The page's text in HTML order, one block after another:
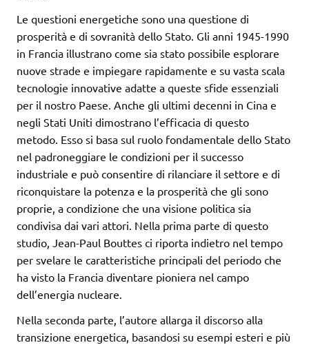
Le questioni energetiche sono una questione di
prosperità e di sovranità dello Stato. Gli anni 1945-1990
in Francia illustrano come sia stato possibile esplorare
nuove strade e impiegare rapidamente e su vasta scala
tecnologie innovative adatte a queste sfide essenziali
per il nostro Paese. Anche gli ultimi decenni in Cina e
negli Stati Uniti dimostrano l’efficacia di questo
metodo. Esso si basa sul ruolo fondamentale dello Stato
nel padroneggiare le condizioni per il successo
industriale e può consentire di rilanciare il settore e di
riconquistare la potenza e la prosperità che gli sono
proprie, a condizione che una visione politica sia
condivisa dai vari attori. Nella prima parte di questo
studio, Jean-Paul Bouttes ci riporta indietro nel tempo
per svelare le caratteristiche principali del periodo che
ha visto la Francia diventare pioniera nel campo
dell’energia nucleare.
Nella seconda parte, l’autore allarga il discorso alla
transizione energetica, basandosi su esempi esteri e più